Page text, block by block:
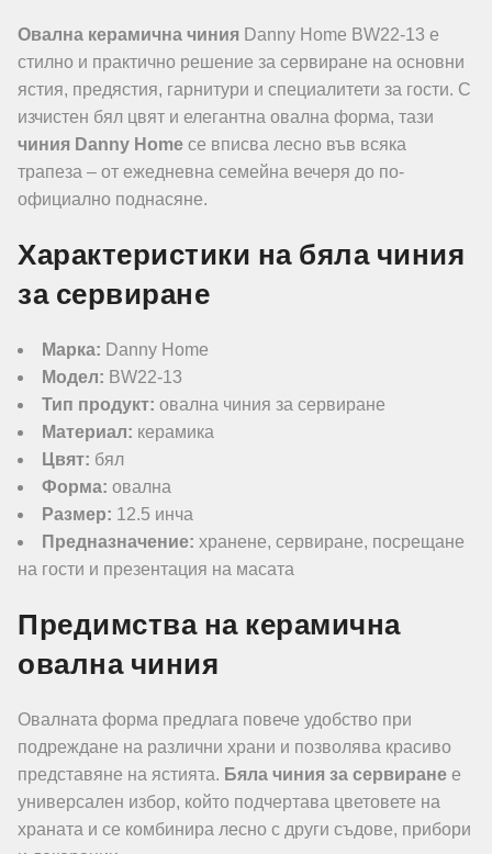
Овална керамична чиния Danny Home BW22-13 е
стилно и практично решение за сервиране на основни
ястия, предястия, гарнитури и специалитети за гости. С
изчистен бял цвят и елегантна овална форма, тази
чиния Danny Home се вписва лесно във всяка
трапеза – от ежедневна семейна вечеря до по-
официално поднасяне.
Характеристики на бяла чиния
за сервиране
Марка: Danny Home
Модел: BW22-13
Тип продукт: овална чиния за сервиране
Материал: керамика
Цвят: бял
Форма: овална
Размер: 12.5 инча
Предназначение: хранене, сервиране, посрещане
на гости и презентация на масата
Предимства на керамична
овална чиния
Овалната форма предлага повече удобство при
подреждане на различни храни и позволява красиво
представяне на ястията. Бяла чиния за сервиране е
универсален избор, който подчертава цветовете на
храната и се комбинира лесно с други съдове, прибори